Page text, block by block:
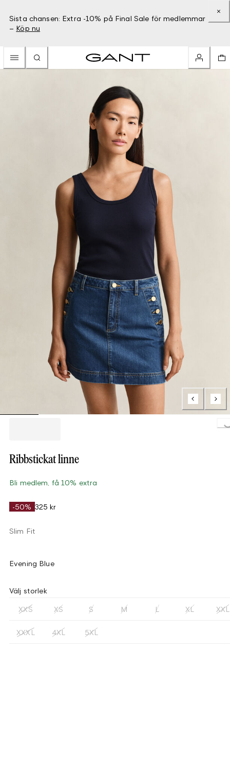
Sista chansen: Extra -10% på Final Sale för medlemmar
– Köp nu
Ribbstickat linne
Bli medlem, få 10% extra
-50% 325 kr
Slim Fit
Evening Blue
Välj storlek
XXS XS S M L XL XXL
XXXL 4XL 5XL